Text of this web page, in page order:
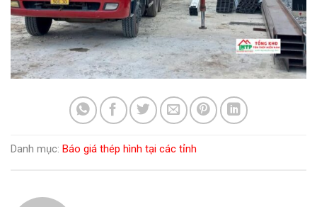
Danh mục: Báo giá thép hình tại các tỉnh